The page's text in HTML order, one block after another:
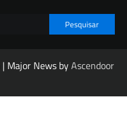
Pesquisar
| Major News byAscendoor